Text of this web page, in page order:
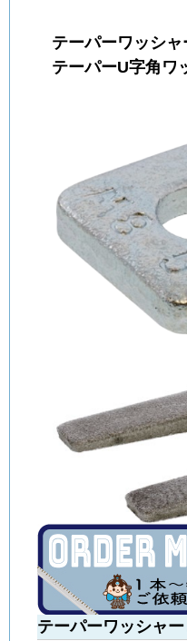
テーパーワッシャ
テーパーU字角ワ
テーパーワッシャー